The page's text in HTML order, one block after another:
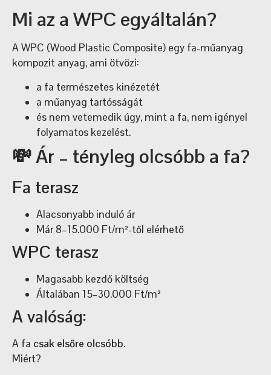
Mi az a WPC egyáltalán?
A WPC (Wood Plastic Composite) egy fa-műanyag
kompozit anyag, ami ötvözi:
a fa természetes kinézetét
a műanyag tartósságát
és nem vetemedik úgy, mint a fa, nem igényel
folyamatos kezelést.
💸 Ár – tényleg olcsóbb a fa?
Fa terasz
Alacsonyabb induló ár
Már 8–15.000 Ft/m²-től elérhető
WPC terasz
Magasabb kezdő költség
Általában 15–30.000 Ft/m²
A valóság:
A fa csak elsőre olcsóbb.
Miért?